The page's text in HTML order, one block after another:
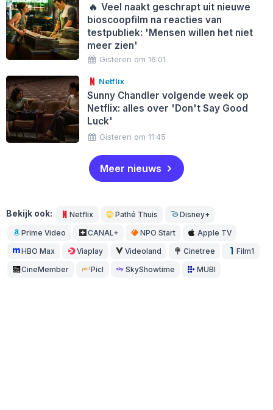
🔥 Veel naakt geschrapt uit nieuwe
bioscoopfilm na reacties van
testpubliek: 'Mensen willen het niet
meer zien'
Gisteren om 16:01
Netflix
Sunny Chandler volgende week op
Netflix: alles over 'Don't Say Good
Luck'
Gisteren om 11:45
Meer nieuws
Bekijk ook: Netflix Pathé Thuis Disney+
Prime Video CANAL+ NPO Start Apple TV
HBO Max Viaplay Videoland Cinetree Film1
CineMember Picl SkyShowtime MUBI